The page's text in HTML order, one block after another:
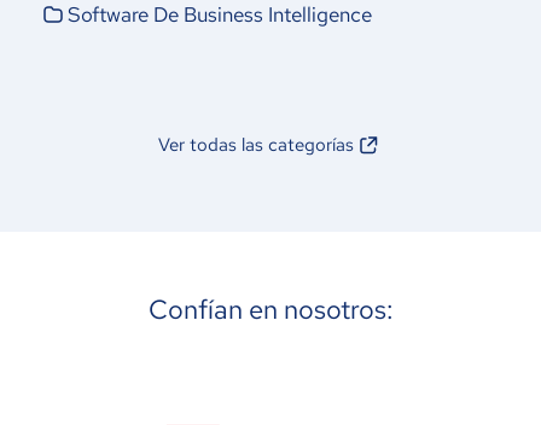
Software De Business Intelligence
Ver todas las categorías
Confían en nosotros: